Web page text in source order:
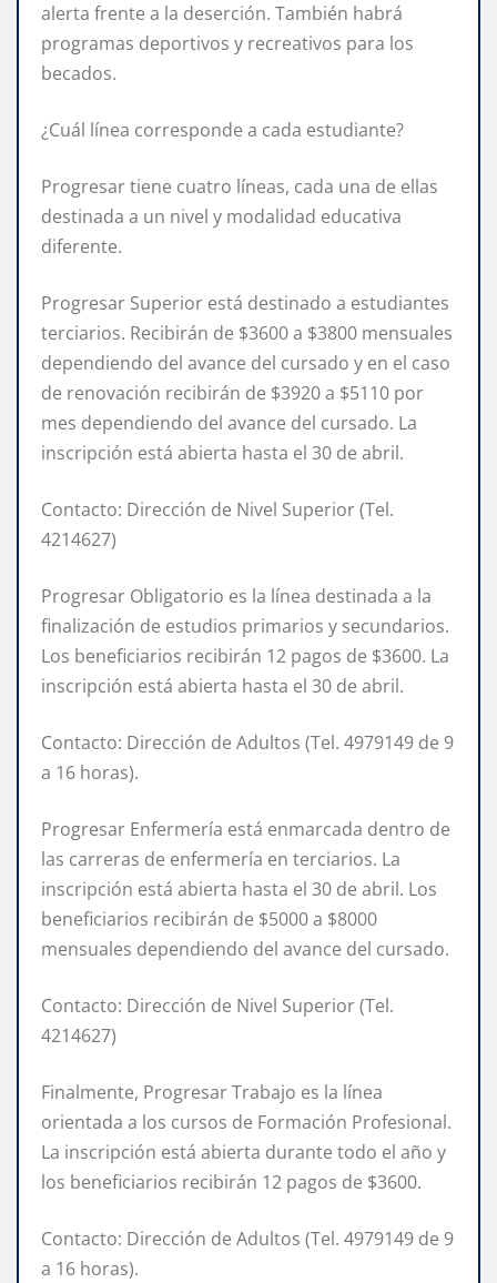
alerta frente a la deserción. También habrá
programas deportivos y recreativos para los
becados.
¿Cuál línea corresponde a cada estudiante?
Progresar tiene cuatro líneas, cada una de ellas
destinada a un nivel y modalidad educativa
diferente.
Progresar Superior está destinado a estudiantes
terciarios. Recibirán de $3600 a $3800 mensuales
dependiendo del avance del cursado y en el caso
de renovación recibirán de $3920 a $5110 por
mes dependiendo del avance del cursado. La
inscripción está abierta hasta el 30 de abril.
Contacto: Dirección de Nivel Superior (Tel.
4214627)
Progresar Obligatorio es la línea destinada a la
finalización de estudios primarios y secundarios.
Los beneficiarios recibirán 12 pagos de $3600. La
inscripción está abierta hasta el 30 de abril.
Contacto: Dirección de Adultos (Tel. 4979149 de 9
a 16 horas).
Progresar Enfermería está enmarcada dentro de
las carreras de enfermería en terciarios. La
inscripción está abierta hasta el 30 de abril. Los
beneficiarios recibirán de $5000 a $8000
mensuales dependiendo del avance del cursado.
Contacto: Dirección de Nivel Superior (Tel.
4214627)
Finalmente, Progresar Trabajo es la línea
orientada a los cursos de Formación Profesional.
La inscripción está abierta durante todo el año y
los beneficiarios recibirán 12 pagos de $3600.
Contacto: Dirección de Adultos (Tel. 4979149 de 9
a 16 horas).